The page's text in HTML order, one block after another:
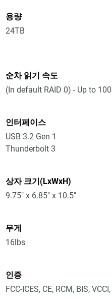
용량
24TB
순차 읽기 속도
(In default RAID 0) - Up to
인터페이스
USB 3.2 Gen 1
Thunderbolt 3
상자 크기(LxWxH)
9.75" x 6.85" x 10.5"
무게
16lbs
인증
FCC-ICES, CE, RCM, BIS,